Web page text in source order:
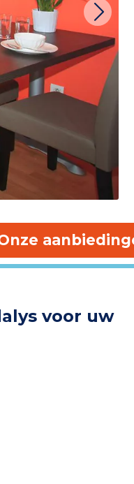
voor uw